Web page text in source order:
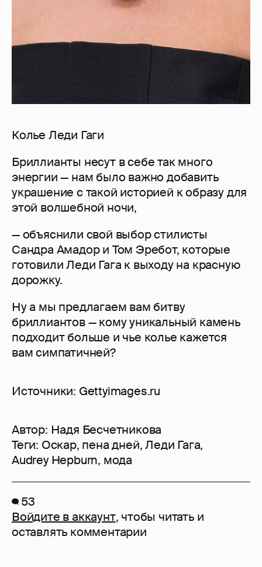
Колье Леди Гаги
Бриллианты несут в себе так много
энергии — нам было важно добавить
украшение с такой историей к образу для
этой волшебной ночи,
— объяснили свой выбор стилисты
Сандра Амадор и Том Эребот, которые
готовили Леди Гага к выходу на красную
дорожку.
Ну а мы предлагаем вам битву
бриллиантов — кому уникальный камень
подходит больше и чье колье кажется
вам симпатичней?
Источники: Gettyimages.ru
Автор: Надя Бесчетникова
Теги: Оскар, пена дней,Леди Гага,
Audrey Hepburn, мода
53
Войдите в аккаунт, чтобы читать и
оставлять комментарии